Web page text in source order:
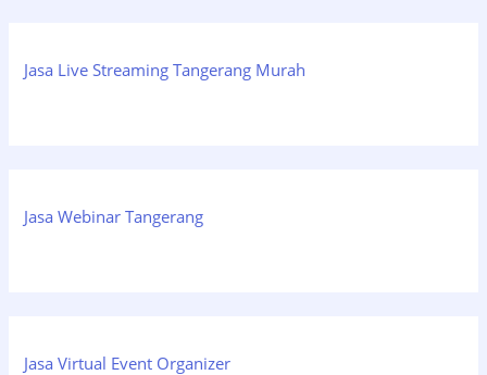
Jasa Live Streaming Tangerang Murah
Jasa Webinar Tangerang
Jasa Virtual Event Organizer